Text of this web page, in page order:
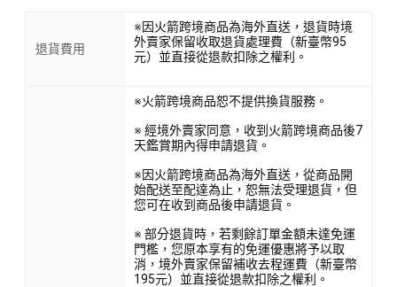
退貨費用
※因火箭跨境商品為海外直送，退貨時境
外賣家保留收取退貨處理費（新臺幣95
元）並直接從退款扣除之權利。
※火箭跨境商品恕不提供換貨服務。
※ 經境外賣家同意，收到火箭跨境商品後7
天鑑賞期內得申請退貨。
※因火箭跨境商品為海外直送，從商品開
始配送至配達為止，恕無法受理退貨，但
您可在收到商品後申請退貨。
※ 部分退貨時，若剩餘訂單金額未達免運
門檻，您原本享有的免運優惠將予以取
消，境外賣家保留補收去程運費（新臺幣
195元）並直接從退款扣除之權利。